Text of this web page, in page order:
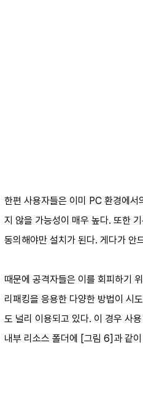
한편 사용자들은 이미 PC 환경에
지 않을 가능성이 매우 높다. 또한
동의해야만 설치가 된다. 게다가 안
때문에 공격자들은 이를 회피하기
리패킹을 응용한 다양한 방법이 시
도 널리 이용되고 있다. 이 경우 사
내부 리소스 폴더에 [그림 6]과 같